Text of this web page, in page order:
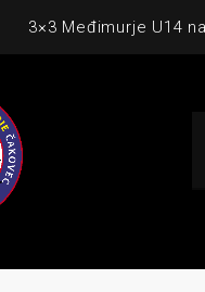
3×3 Međimurje U14
Međimurje u